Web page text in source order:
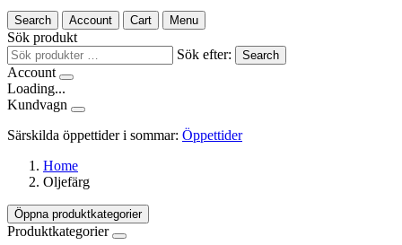
Search Account Cart Menu
Sök produkt
Sök efter:
Search
Account
Loading...
Kundvagn
Särskilda öppettider i sommar: Öppettider
Home
Oljefärg
Öppna produktkategorier
Produktkategorier